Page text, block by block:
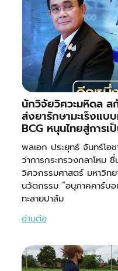
นักวิจัยวิศวะมหิดล ส
ส่งยารักษามะเร็งแบ
BCG หนุนไทยสู่การเ
พลเอก ประยุทธ์ จันทร์โอ
ว่าการกระทรวงกลาโหม
วิศวกรรมศาสตร์ มหาวิท
นวัตกรรม “อนุภาคคาร์บอ
ทะลายปาล์ม
อ่านต่อ